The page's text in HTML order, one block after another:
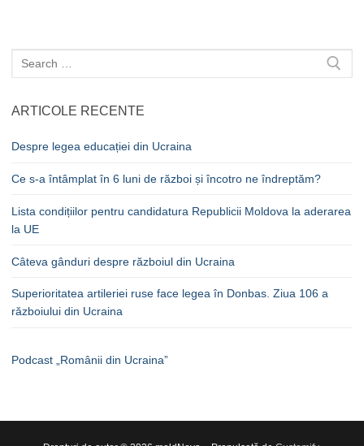
Caută
după:
ARTICOLE RECENTE
Despre legea educației din Ucraina
Ce s-a întâmplat în 6 luni de război și încotro ne îndreptăm?
Lista condițiilor pentru candidatura Republicii Moldova la aderarea
la UE
Câteva gânduri despre războiul din Ucraina
Superioritatea artileriei ruse face legea în Donbas. Ziua 106 a
războiului din Ucraina
Podcast „Românii din Ucraina”